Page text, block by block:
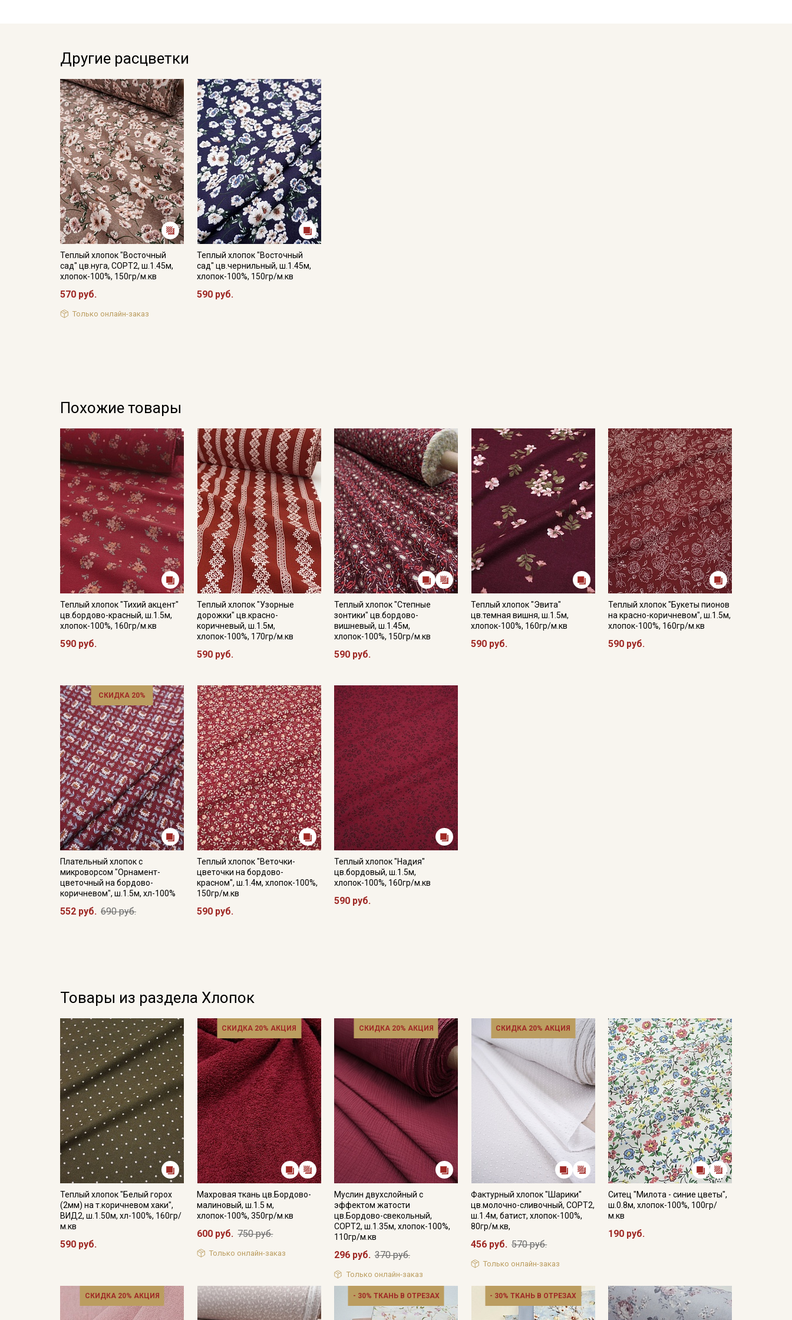
Другие расцветки
Теплый хлопок "Восточный
сад" цв.нуга, СОРТ2, ш.1.45м,
хлопок-100%, 150гр/м.кв
570 руб.
Только онлайн-заказ
Теплый хлопок "Восточный
сад" цв.чернильный, ш.1.45м,
хлопок-100%, 150гр/м.кв
590 руб.
Похожие товары
Теплый хлопок "Тихий акцент"
цв.бордово-красный, ш.1.5м,
хлопок-100%, 160гр/м.кв
590 руб.
Теплый хлопок "Узорные
дорожки" цв.красно-
коричневый, ш.1.5м,
хлопок-100%, 170гр/м.кв
590 руб.
Теплый хлопок "Степные
зонтики" цв.бордово-
вишневый, ш.1.45м,
хлопок-100%, 150гр/м.кв
590 руб.
Теплый хлопок "Эвита"
цв.темная вишня, ш.1.5м,
хлопок-100%, 160гр/м.кв
590 руб.
Теплый хлопок "Букеты пионов
на красно-коричневом", ш.1.5м,
хлопок-100%, 160гр/м.кв
590 руб.
СКИДКА 20%
Плательный хлопок с
микроворсом "Орнамент-
цветочный на бордово-
коричневом", ш.1.5м, хл-100%
552 руб. 690 руб.
Теплый хлопок "Веточки-
цветочки на бордово-
красном", ш.1.4м, хлопок-100%,
150гр/м.кв
590 руб.
Теплый хлопок "Надия"
цв.бордовый, ш.1.5м,
хлопок-100%, 160гр/м.кв
590 руб.
Товары из раздела Хлопок
Теплый хлопок "Белый горох
(2мм) на т.коричневом хаки",
ВИД2, ш.1.50м, хл-100%, 160гр/
м.кв
590 руб.
СКИДКА 20% АКЦИЯ
Махровая ткань цв.Бордово-
малиновый, ш.1.5 м,
хлопок-100%, 350гр/м.кв
600 руб. 750 руб.
Только онлайн-заказ
СКИДКА 20% АКЦИЯ
Муслин двухслойный с
эффектом жатости
цв.Бордово-свекольный,
СОРТ2, ш.1.35м, хлопок-100%,
110гр/м.кв
296 руб. 370 руб.
Только онлайн-заказ
СКИДКА 20% АКЦИЯ
Фактурный хлопок "Шарики"
цв.молочно-сливочный, СОРТ2,
ш.1.4м, батист, хлопок-100%,
80гр/м.кв,
456 руб. 570 руб.
Только онлайн-заказ
Ситец "Милота - синие цветы",
ш.0.8м, хлопок-100%, 100гр/
м.кв
190 руб.
СКИДКА 20% АКЦИЯ - 30% ТКАНЬ В ОТРЕЗАХ - 30% ТКАНЬ В ОТРЕЗАХ
Купава
Мы публикуем здесь дополнительные
промокоды и скидки до 30% на узкие
категории тканей
Электронная почта
Подписаться
Ознакомлен(а) сПолитикой обработки персональных
и даюСогласие на обработку персональных
Согласие на получение рекламных и
информационных рассылок